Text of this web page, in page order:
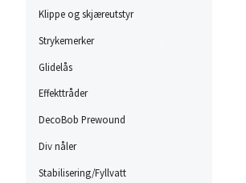
Klippe og skjæreutstyr
Strykemerker
Glidelås
Effekttråder
DecoBob Prewound
Div nåler
Stabilisering/Fyllvatt